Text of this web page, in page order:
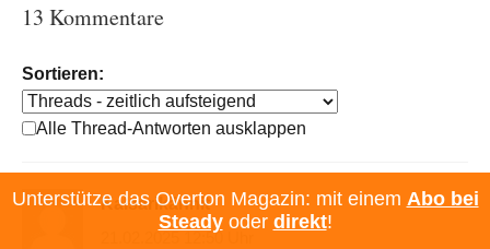
13 Kommentare
Sortieren:
Alle Thread-Antworten ausklappen
Kalsarikännit
21.02.2025 12:50 Uhr
Unterstütze das Overton Magazin: mit einem Abo bei
Steadyoder direkt!